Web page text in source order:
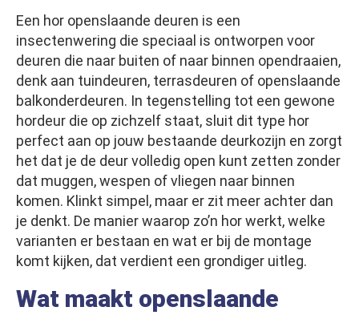
Een hor openslaande deuren is een
insectenwering die speciaal is ontworpen voor
deuren die naar buiten of naar binnen opendraaien,
denk aan tuindeuren, terrasdeuren of openslaande
balkonderdeuren. In tegenstelling tot een gewone
hordeur die op zichzelf staat, sluit dit type hor
perfect aan op jouw bestaande deurkozijn en zorgt
het dat je de deur volledig open kunt zetten zonder
dat muggen, wespen of vliegen naar binnen
komen. Klinkt simpel, maar er zit meer achter dan
je denkt. De manier waarop zo’n hor werkt, welke
varianten er bestaan en wat er bij de montage
komt kijken, dat verdient een grondiger uitleg.
Wat maakt openslaande